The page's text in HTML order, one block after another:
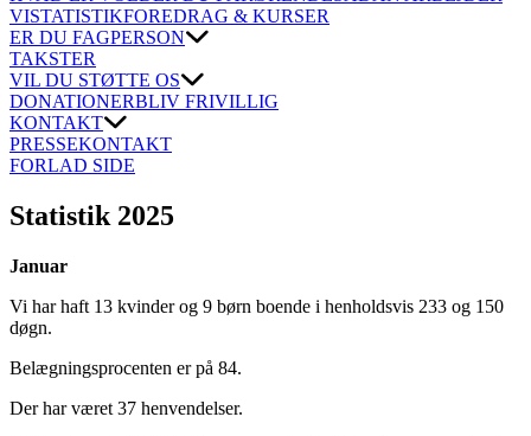
VISTATISTIKFOREDRAG & KURSER
ER DU FAGPERSON
TAKSTER
VIL DU STØTTE OS
DONATIONERBLIV FRIVILLIG
KONTAKT
PRESSEKONTAKT
FORLAD SIDE
Statistik 2025
Januar
Vi har haft 13 kvinder og 9 børn boende i henholdsvis 233 og 150
døgn.
Belægningsprocenten er på 84.
Der har været 37 henvendelser.